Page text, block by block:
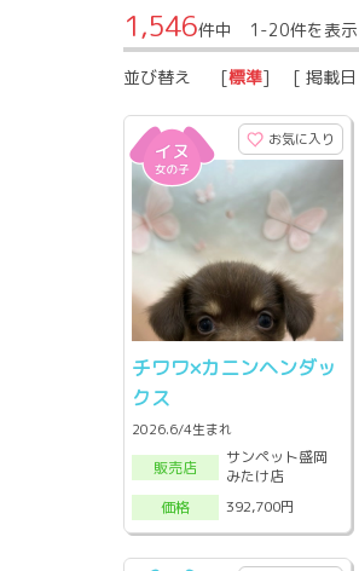
1,546件中 1-20件を表示
並び替え [標準] [ 掲載日
お気に入り
チワワ×カニンヘンダッ
クス
2026.6/4生まれ
販売店
サンペット盛岡
みたけ店
価格
392,700円